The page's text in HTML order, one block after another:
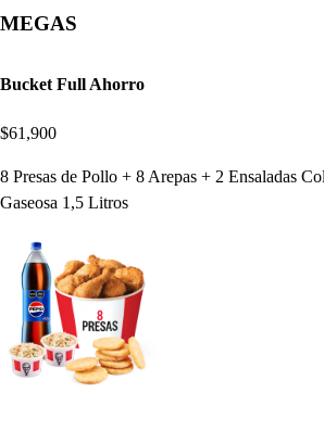
MEGAS
Bucket Full Ahorro
$61,900
8 Presas de Pollo + 8 Arepas + 2 Ensaladas
Gaseosa 1,5 Litros